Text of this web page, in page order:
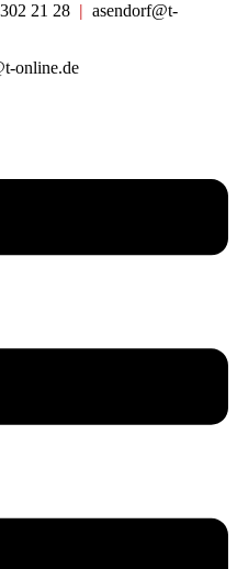
21 28 | asendorf@t-
online.de